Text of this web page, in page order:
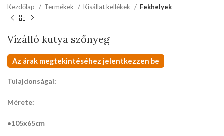
Kezdőlap Termékek Kisállat kellékek Fekhelyek
Vízálló kutya szőnyeg
Az árak megtekintéséhez jelentkezzen be
Tulajdonságai:
Mérete:
•105x65cm